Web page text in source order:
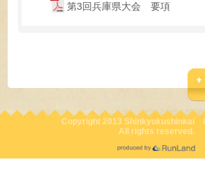
第3回兵庫県大会 要項
Copyright 2013 Shinkyokushinkai
All rights reserved.